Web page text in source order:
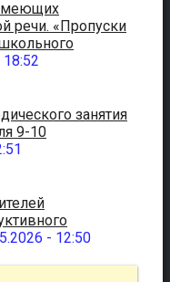
речи. «Пропуски
занятия
9-10
- 12:50